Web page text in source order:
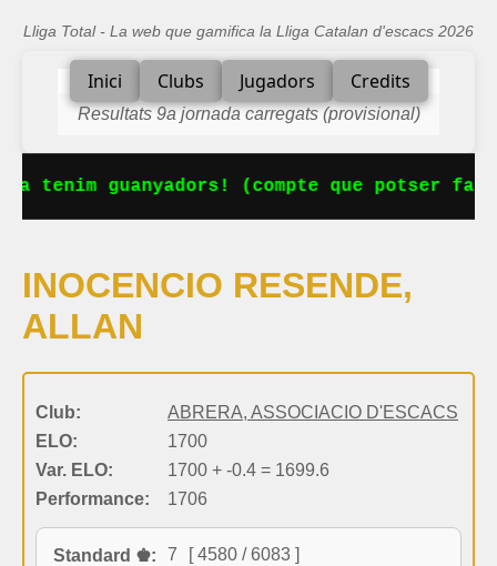
Lliga Total - La web que gamifica la Lliga Catalan d'escacs 2026
Inici Clubs Jugadors Credits
Resultats 9a jornada carregats (provisional)
tenim guanyadors! (compte que potser
INOCENCIO RESENDE,
ALLAN
Club:
ABRERA, ASSOCIACIO D'ESCACS
ELO:
1700
Var. ELO:
1700 + -0.4 = 1699.6
Performance:
1706
Standard ♚: 7
[ 4580 / 6083 ]